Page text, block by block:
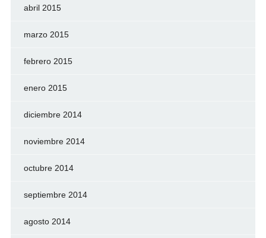
abril 2015
marzo 2015
febrero 2015
enero 2015
diciembre 2014
noviembre 2014
octubre 2014
septiembre 2014
agosto 2014